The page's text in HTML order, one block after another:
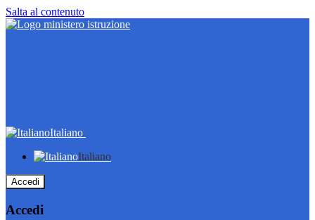
Salta al contenuto
Italiano
Italiano
Accedi
Accedi